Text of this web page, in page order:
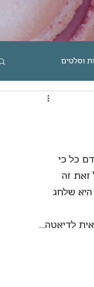
וסלטים
כל כי
זאת זה
היא שלחג
לדיאטה...